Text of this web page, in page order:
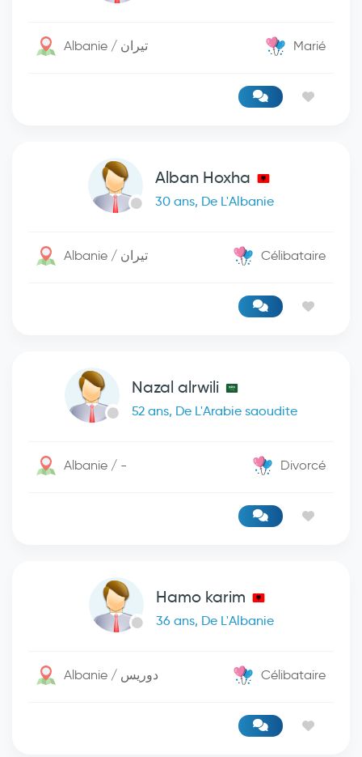
Albanie / تيران Marié
Alban Hoxha
30 ans, De L'Albanie
Albanie / تيران Célibataire
Nazal alrwili
52 ans, De L'Arabie saoudite
Albanie / - Divorcé
Hamo karim
36 ans, De L'Albanie
Albanie / دوريس Célibataire